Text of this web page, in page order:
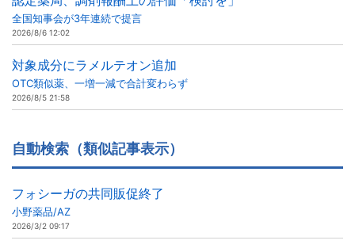
全国知事会が3年連続で提言
2026/8/6 12:02
対象成分にラメルテオン追加
OTC類似薬、一増一減で合計変わらず
2026/8/5 21:58
自動検索（類似記事表示）
フォシーガの共同販促終了
小野薬品/AZ
2026/3/2 09:17